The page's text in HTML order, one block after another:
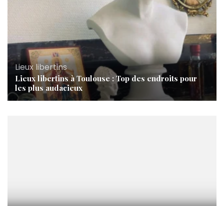
Lieux libertins
Lieux libertins à Toulouse : Top des endroits pour
les plus audacieux